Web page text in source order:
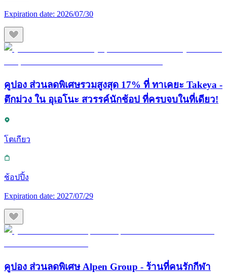
Expiration date: 2026/07/30
คูปอง ส่วนลดพิเศษรวมสูงสุด 17% ที่ ทาเคยะ Takeya -
ตึกม่วง ใน อุเอโนะ สวรรค์นักช้อป ที่ครบจบในที่เดียว!
โตเกียว
ช้อปปิ้ง
Expiration date: 2027/07/29
คูปอง ส่วนลดพิเศษ Alpen Group - ร้านที่คนรักกีฬา